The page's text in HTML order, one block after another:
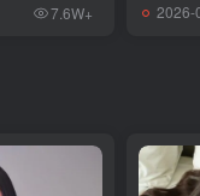
7.6W+ 2026-